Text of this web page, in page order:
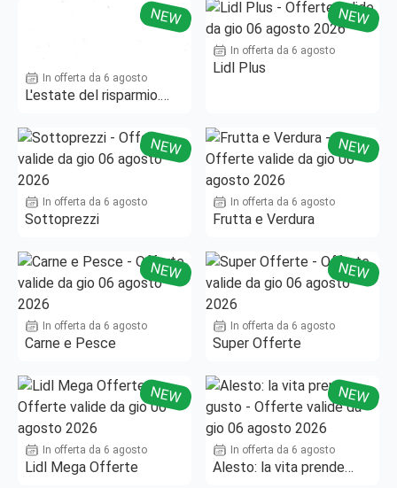
NEW
In offerta da 6 agosto
L'estate del risparmio.
NEW
In offerta da 6 agosto
Lidl Plus
NEW
In offerta da 6 agosto
Sottoprezzi
NEW
In offerta da 6 agosto
Frutta e Verdura
NEW
In offerta da 6 agosto
Carne e Pesce
NEW
In offerta da 6 agosto
Super Offerte
NEW
In offerta da 6 agosto
Lidl Mega Offerte
NEW
In offerta da 6 agosto
Alesto: la vita prende